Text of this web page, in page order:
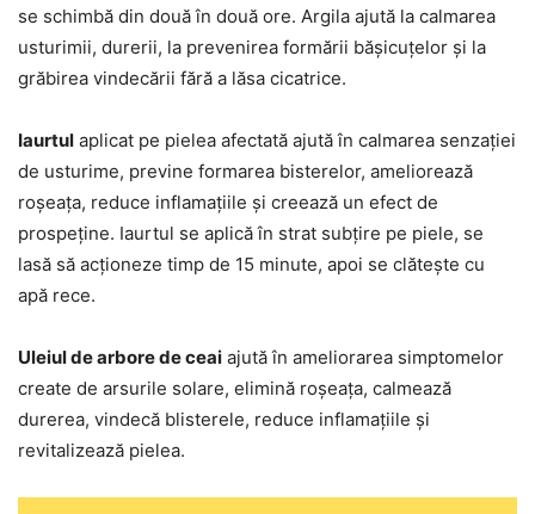
se schimbă din două în două ore. Argila ajută la calmarea
usturimii, durerii, la prevenirea formării bășicuțelor și la
grăbirea vindecării fără a lăsa cicatrice.
Iaurtul aplicat pe pielea afectată ajută în calmarea senzației
de usturime, previne formarea bisterelor, ameliorează
roșeața, reduce inflamațiile și creează un efect de
prospeține. Iaurtul se aplică în strat subțire pe piele, se
lasă să acționeze timp de 15 minute, apoi se clătește cu
apă rece.
Uleiul de arbore de ceai ajută în ameliorarea simptomelor
create de arsurile solare, elimină roșeața, calmează
durerea, vindecă blisterele, reduce inflamațiile și
revitalizează pielea.